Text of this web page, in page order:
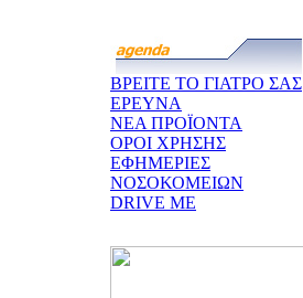
ΒΡΕΙΤΕ ΤΟ ΓΙΑΤΡΟ ΣΑΣ
ΕΡΕΥΝΑ
ΝΕΑ ΠΡΟΪΟΝΤΑ
ΟΡΟΙ ΧΡΗΣΗΣ
ΕΦΗΜΕΡΙΕΣ
ΝΟΣΟΚΟΜΕΙΩΝ
DRIVE ME